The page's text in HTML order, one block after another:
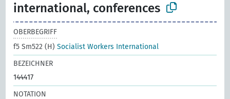
international, conferences
OBERBEGRIFF
f5 Sm522 (H)Socialist Workers International
BEZEICHNER
144417
NOTATION